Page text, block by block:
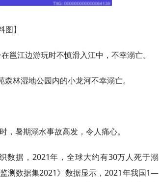
图】
邕江边游玩时不慎滑入江中，不幸溺亡。
林湿地公园内的小龙河不幸溺亡。
暑期溺水事故高发，令人痛心。
数据，2021年，全球大约有30万人死于溺
测数据集2021》数据显示，2021年我国1—